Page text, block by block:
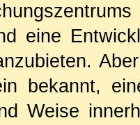
eine
bekannt,
Weise